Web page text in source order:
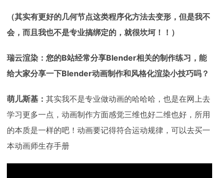
（其实有更好的几何节点这类程序化方法去变形，但是我不
会，而且我也不是专业搞绑定的，就很坎坷！！ ）
瑞云渲染：您的B站经常分享Blender相关的制作练习，能
给大家分享一下Blender动画制作和风格化渲染小技巧吗？
萌儿斯基： 其实我不是专业做动画的哈哈哈，也是在网上去
学习更多一点，动画制作方面感觉三维也好二维也好，所用
的本质是一样的吧！动画要记得符合运动规律，可以去买一
本动画师生存手册